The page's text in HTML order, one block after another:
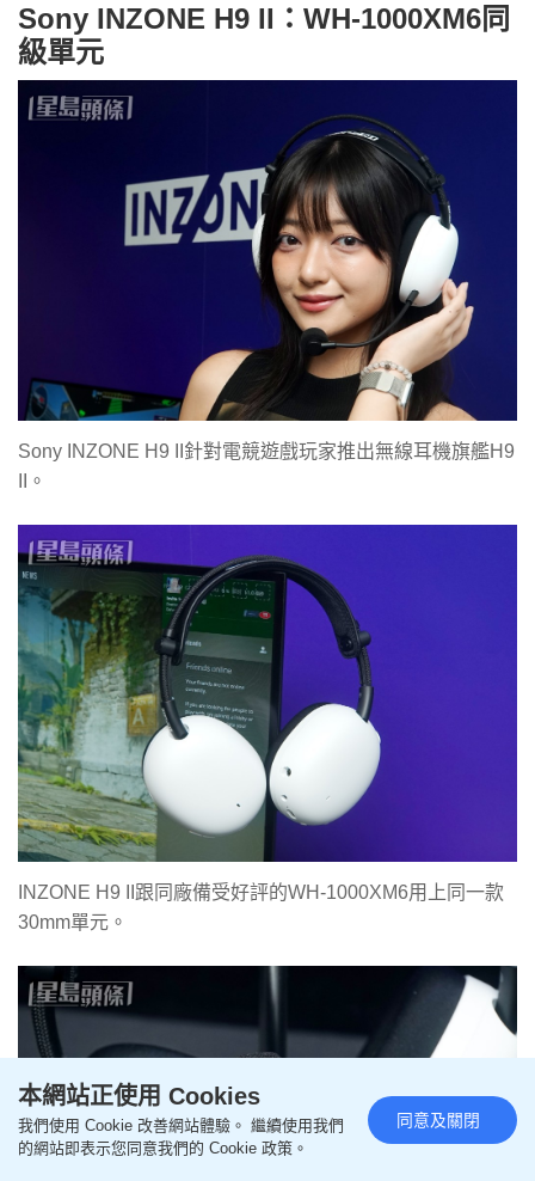
Sony INZONE H9 II：WH-1000XM6同
級單元
Sony INZONE H9 II針對電競遊戲玩家推出無線耳機旗艦H9
II。
INZONE H9 II跟同廠備受好評的WH-1000XM6用上同一款
30mm單元。
本網站正使用 Cookies
我們使用 Cookie 改善網站體驗。 繼續使用我們
的網站即表示您同意我們的 Cookie 政策。
同意及關閉